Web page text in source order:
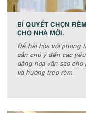
BÍ QUYẾT CHỌN
CHO NHÀ MỚI.
Để hài hòa với phong
cần chú ý đến các
dáng hoa văn sao
và hướng treo rèm